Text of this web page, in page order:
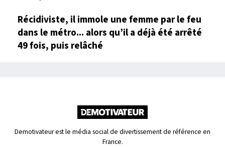
Récidiviste, il immole une femme par le feu
dans le métro... alors qu’il a déjà été arrêté
49 fois, puis relâché
Demotivateur est le média social de divertissement de référence en
France.